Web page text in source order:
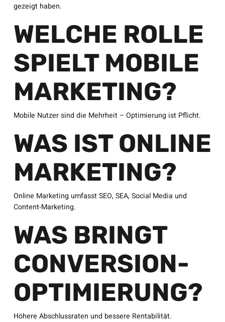
gezeigt haben.
WELCHE ROLLE
SPIELT MOBILE
MARKETING?
Mobile Nutzer sind die Mehrheit – Optimierung ist Pflicht.
WAS IST ONLINE
MARKETING?
Online Marketing umfasst SEO, SEA, Social Media und
Content-Marketing.
WAS BRINGT
CONVERSION-
OPTIMIERUNG?
Höhere Abschlussraten und bessere Rentabilität.